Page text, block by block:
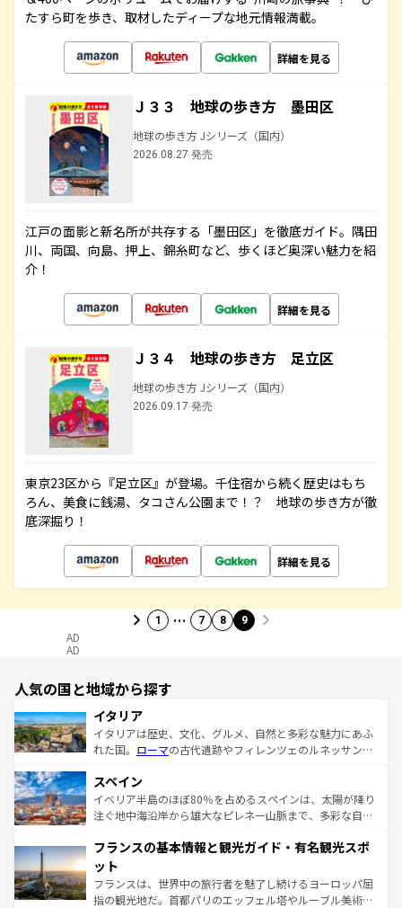
たすら町を歩き、取材したディープな地元情報満載。
詳細を見る
Ｊ３３ 地球の歩き方 墨田区
地球の歩き方 Jシリーズ（国内）
2026.08.27 発売
江戸の面影と新名所が共存する「墨田区」を徹底ガイド。隅田
川、両国、向島、押上、錦糸町など、歩くほど奥深い魅力を紹
介！
詳細を見る
Ｊ３４ 地球の歩き方 足立区
地球の歩き方 Jシリーズ（国内）
2026.09.17 発売
東京23区から『足立区』が登場。千住宿から続く歴史はもち
ろん、美食に銭湯、タコさん公園まで！？ 地球の歩き方が徹
底深掘り！
詳細を見る
1 … 7 8 9
AD
AD
人気の国と地域から探す
イタリア
イタリアは歴史、文化、グルメ、自然と多彩な魅力にあふ
れた国。 ローマの古代遺跡やフィレンツェのルネッサンス
ろん、トスカーナの美しい田園風景やアマルフィ海岸の絶
景など、自然景観も見逃せない。観光の合間には、本場の
ピザやパスタなど、絶品のイタリア料理を堪能することも
ませてくれるイタリアで、忘れられない旅をしてみよう！
なお、新着のイタリア情報は
しい。
スペイン
イベリア半島のほぼ80％を占めるスペインは、太陽が降り
注ぐ地中海沿岸から雄大なピレネー山脈まで、多彩な自然
文化が根付くこの国では、情熱的なフラメンコ、熱気あふ
れる闘牛、そして美味しいタパスが生活の一部となってい
る。首都マドリードの洗練された雰囲気や、バルセロナの
アートに溢れた街角から、地方では古代ローマ遺跡や中世
フランスの基本情報と観光ガイド・有名観光スポ
ット
フランスは、世界中の旅行者を魅了し続けるヨーロッパ屈
指の観光地だ。首都パリのエッフェル塔やルーブル美術館